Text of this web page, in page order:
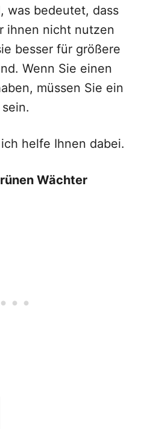
was bedeutet, dass
ihnen nicht nutzen
besser für größere
Wenn Sie einen
müssen Sie ein
helfe Ihnen dabei.
Wächter